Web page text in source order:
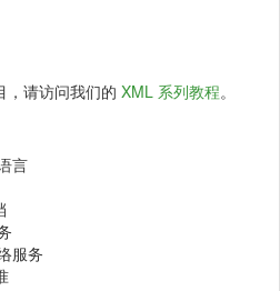
，请访问我们的 XML 系列教程。
言
服务